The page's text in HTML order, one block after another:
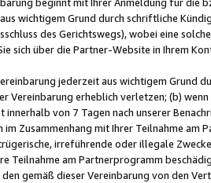
wichtigem Grund durch schriftliche
des Gerichtswegs), wobei eine
sich über die Partner-Website in Ihrem
jederzeit aus wichtigem Grund
Vereinbarung erheblich verletzen; (b)
von 7 Tagen nach unserer
Zusammenhang mit Ihrer Teilnahme am
irreführende oder illegale
Teilnahme am Partnerprogramm
gemäß dieser Vereinbarung von den